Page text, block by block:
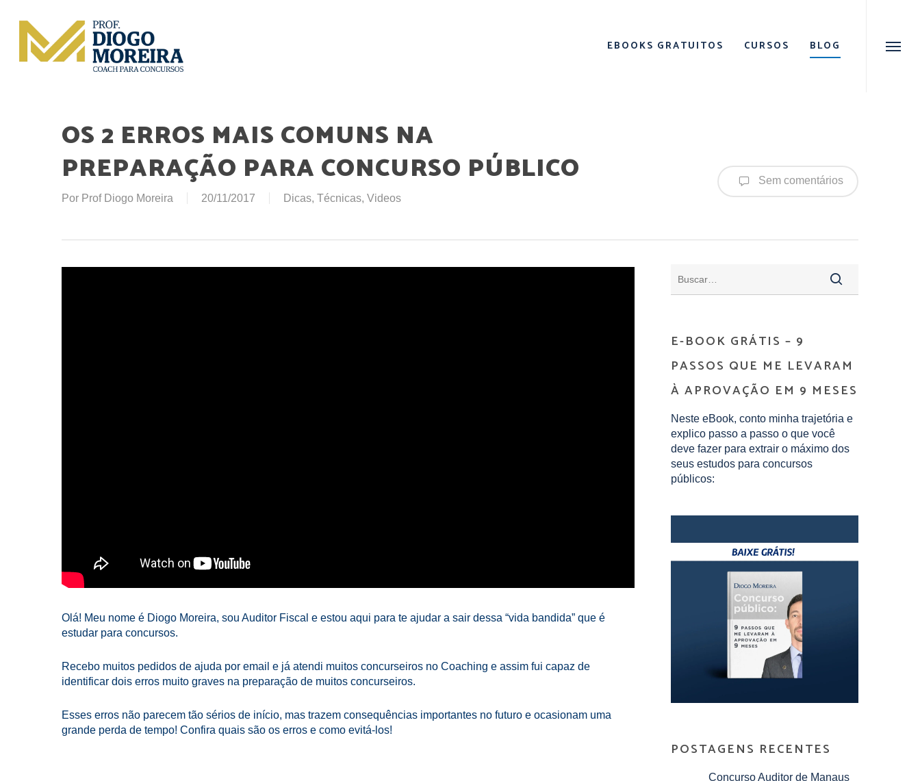
content
EBOOKS GRATUITOS CURSOS BLOG Menu
OS 2 ERROS MAIS COMUNS NA
PREPARAÇÃO PARA CONCURSO PÚBLICO
Por Prof Diogo Moreira 20/11/2017 Dicas, Técnicas, Videos
Sem comentários
Olá! Meu nome é Diogo Moreira, sou Auditor Fiscal e estou aqui para te ajudar a sair dessa “vida bandida” que é
estudar para concursos.
Recebo muitos pedidos de ajuda por email e já atendi muitos concurseiros no Coaching e assim fui capaz de
identificar dois erros muito graves na preparação de muitos concurseiros.
Esses erros não parecem tão sérios de início, mas trazem consequências importantes no futuro e ocasionam uma
grande perda de tempo! Confira quais são os erros e como evitá-los!
E-BOOK GRÁTIS – 9
PASSOS QUE ME LEVARAM
À APROVAÇÃO EM 9 MESES
Neste eBook, conto minha trajetória e
explico passo a passo o que você
deve fazer para extrair o máximo dos
seus estudos para concursos
públicos:
POSTAGENS RECENTES
Concurso Auditor de Manaus